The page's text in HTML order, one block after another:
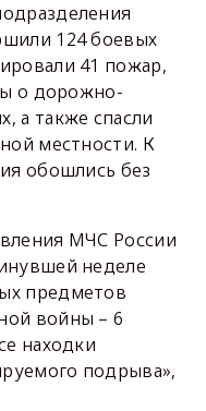
124 боевых
41 пожар,
о дорожно-
а также спасли
местности. К
обошлись без
МЧС России
неделе
предметов
войны – 6
находки
подрыва»,